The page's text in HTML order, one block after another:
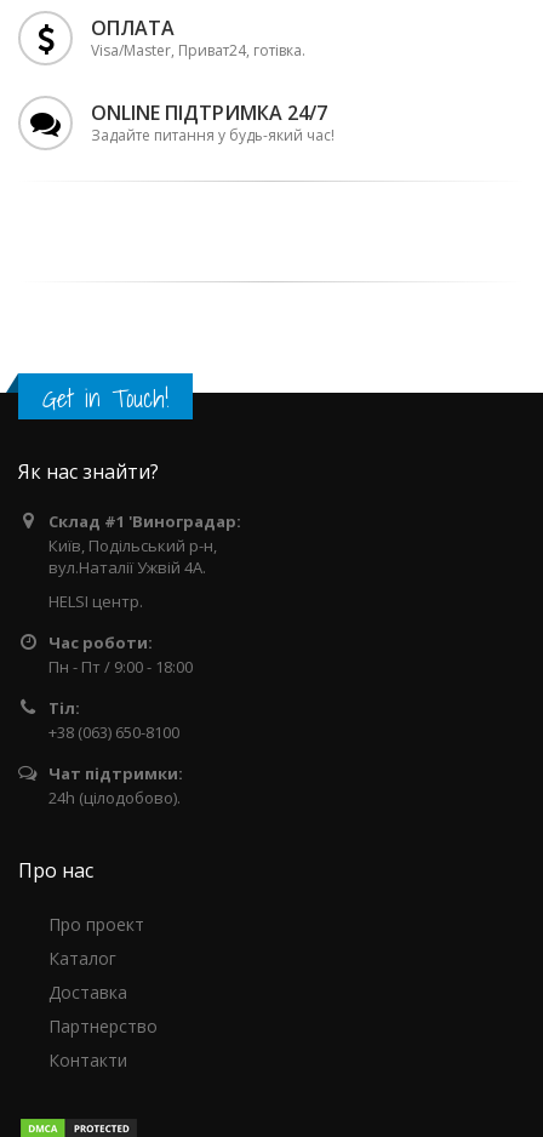
ОПЛАТА
Visa/Master, Приват24, готівка.
ONLINE ПІДТРИМКА 24/7
Задайте питання у будь-який час!
Get in Touch!
Як нас знайти?
Склад #1 'Виноградар:
Київ, Подільський р-н,
вул.Наталії Ужвій 4А.
HELSI центр.
Час роботи:
Пн - Пт / 9:00 - 18:00
Тіл:
+38 (063) 650-8100
Чат підтримки:
24h (цілодобово).
Про нас
Про проект
Каталог
Доставка
Партнерство
Контакти